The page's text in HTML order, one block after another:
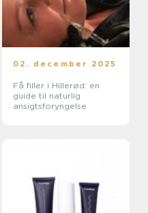
02. december 2025
Få filler i Hillerød: en
guide til naturlig
ansigtsforyngelse